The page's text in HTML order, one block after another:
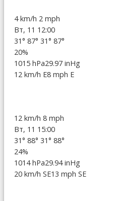
4 km/h 2 mph
Вт, 11 12:00
31° 87° 31° 87°
20%
1015 hPa29.97 inHg
12 km/h E8 mph E
12 km/h 8 mph
Вт, 11 15:00
31° 88° 31° 88°
24%
1014 hPa29.94 inHg
20 km/h SE13 mph SE